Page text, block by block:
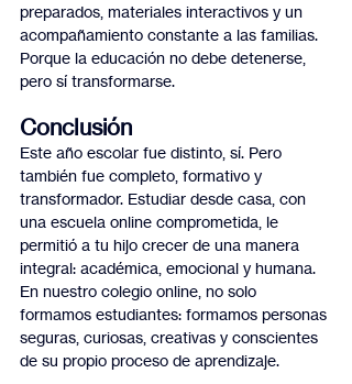
preparados, materiales interactivos y un
acompañamiento constante a las familias.
Porque la educación no debe detenerse,
pero sí transformarse.
Conclusión
Este año escolar fue distinto, sí. Pero
también fue completo, formativo y
transformador. Estudiar desde casa, con
una escuela online comprometida, le
permitió a tu hijo crecer de una manera
integral: académica, emocional y humana.
En nuestro colegio online, no solo
formamos estudiantes: formamos personas
seguras, curiosas, creativas y conscientes
de su propio proceso de aprendizaje.